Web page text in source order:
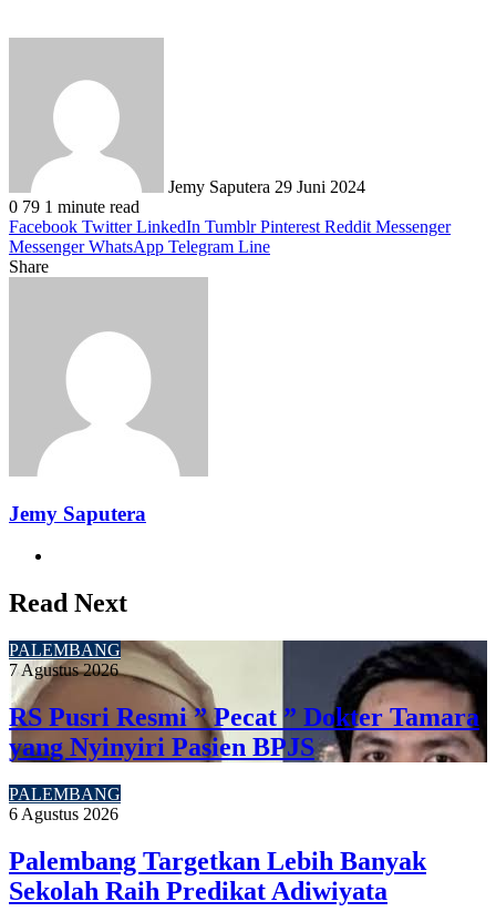
Jemy Saputera 29 Juni 2024
0 79 1 minute read
Facebook Twitter LinkedIn Tumblr Pinterest Reddit Messenger
Messenger WhatsApp Telegram Line
Share
Jemy Saputera
Read Next
PALEMBANG
7 Agustus 2026
RS Pusri Resmi ” Pecat ” Dokter Tamara
yang Nyinyiri Pasien BPJS
PALEMBANG
6 Agustus 2026
Palembang Targetkan Lebih Banyak
Sekolah Raih Predikat Adiwiyata